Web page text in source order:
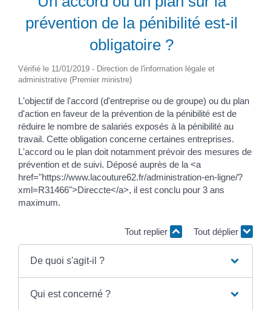
prévention de la pénibilité est-il
obligatoire ?
Vérifié le 11/01/2019 - Direction de l'information légale et
administrative (Premier ministre)
L'objectif de l'accord (d'entreprise ou de groupe) ou du plan
d'action en faveur de la prévention de la pénibilité est de
réduire le nombre de salariés exposés à la pénibilité au
travail. Cette obligation concerne certaines entreprises.
L'accord ou le plan doit notamment prévoir des mesures de
prévention et de suivi. Déposé auprès de la <a
href="https://www.lacouture62.fr/administration-en-ligne/?
xml=R31466">Direccte</a>, il est conclu pour 3 ans
maximum.
Tout replier Tout déplier
De quoi s'agit-il ?
Qui est concerné ?